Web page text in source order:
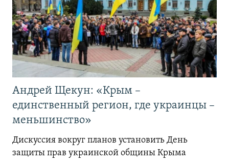
Андрей Щекун: «Крым –
единственный регион, где украинцы –
меньшинство»
Дискуссия вокруг планов установить День
защиты прав украинской общины Крыма